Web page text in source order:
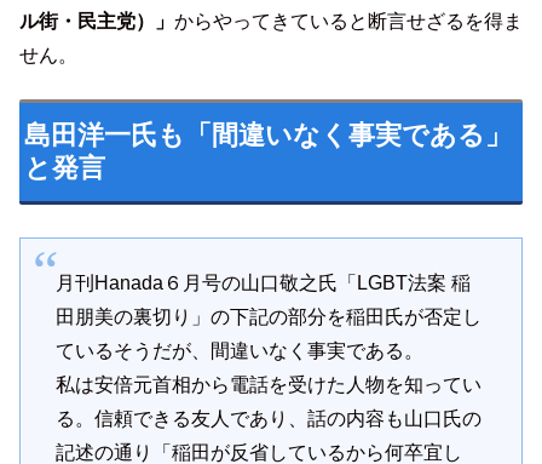
ル街・民主党）」 からやってきていると断言せざるを得ま
せん。
島田洋一氏も「間違いなく事実である」
と発言
月刊Hanada６月号の山口敬之氏「LGBT法案 稲
田朋美の裏切り」の下記の部分を稲田氏が否定し
ているそうだが、間違いなく事実である。
私は安倍元首相から電話を受けた人物を知ってい
る。信頼できる友人であり、話の内容も山口氏の
記述の通り「稲田が反省しているから何卒宜し